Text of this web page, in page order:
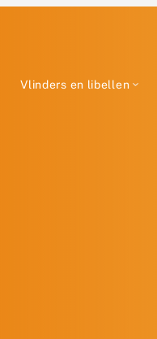
Vlinders en libellen